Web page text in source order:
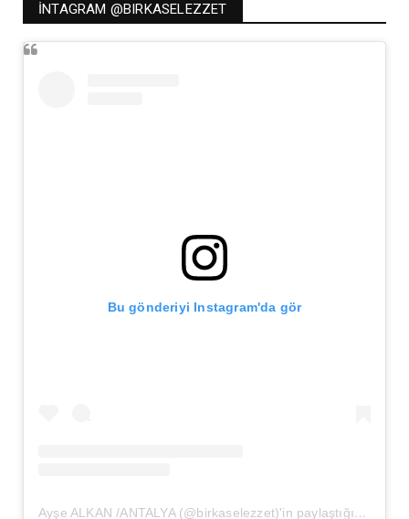
İNTAGRAM @BIRKASELEZZET
Bu gönderiyi Instagram'da gör
Ayşe ALKAN /ANTALYA (@birkaselezzet)'in paylaştığı bir gönderi